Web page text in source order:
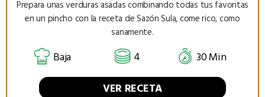
Prepara unas verduras asadas combinando todas tus favoritas
en un pincho con la receta de Sazón Sula, come rico, como
sanamente.
Baja 4
30 Min
VER RECETA